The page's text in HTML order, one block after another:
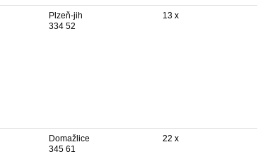
Plzeň-jih
334 52
13 x
Domažlice
345 61
22 x